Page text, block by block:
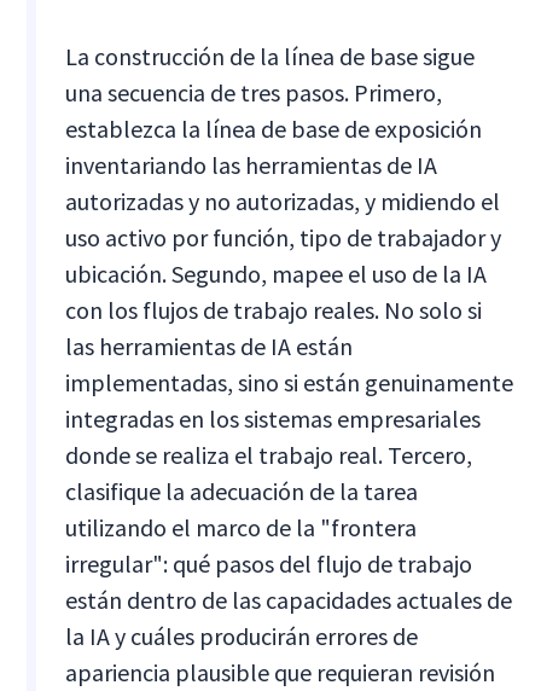
La construcción de la línea de base sigue
una secuencia de tres pasos. Primero,
establezca la línea de base de exposición
inventariando las herramientas de IA
autorizadas y no autorizadas, y midiendo el
uso activo por función, tipo de trabajador y
ubicación. Segundo, mapee el uso de la IA
con los flujos de trabajo reales. No solo si
las herramientas de IA están
implementadas, sino si están genuinamente
integradas en los sistemas empresariales
donde se realiza el trabajo real. Tercero,
clasifique la adecuación de la tarea
utilizando el marco de la "frontera
irregular": qué pasos del flujo de trabajo
están dentro de las capacidades actuales de
la IA y cuáles producirán errores de
apariencia plausible que requieran revisión